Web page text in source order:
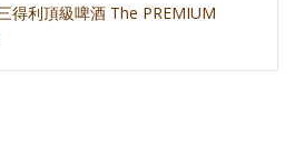
得利頂級啤酒 The PREMIUM